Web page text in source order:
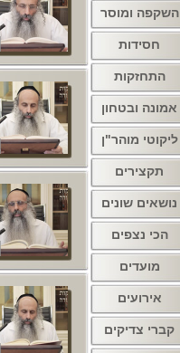
השקפה ומוסר
חסידות
התחזקות
אמונה ובטחון
ליקוטי מוהר"ן
תקצירים
נושאים שונים
הכי נצפים
מועדים
אירועים
קברי צדיקים